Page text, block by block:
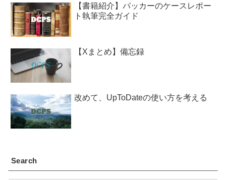
【書籍紹介】パッカーのケースレポー
ト執筆完全ガイド
【Xまとめ】備忘録
改めて、UpToDateの使い方を考える
Search